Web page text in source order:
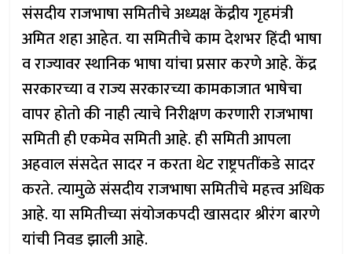
संसदीय राजभाषा समितीचे अध्यक्ष केंद्रीय गृहमंत्री
अमित शहा आहेत. या समितीचे काम देशभर हिंदी भाषा
व राज्यावर स्थानिक भाषा यांचा प्रसार करणे आहे. केंद्र
सरकारच्या व राज्य सरकारच्या कामकाजात भाषेचा
वापर होतो की नाही त्याचे निरीक्षण करणारी राजभाषा
समिती ही एकमेव समिती आहे. ही समिती आपला
अहवाल संसदेत सादर न करता थेट राष्ट्रपतींकडे सादर
करते. त्यामुळे संसदीय राजभाषा समितीचे महत्त्व अधिक
आहे. या समितीच्या संयोजकपदी खासदार श्रीरंग बारणे
यांची निवड झाली आहे.